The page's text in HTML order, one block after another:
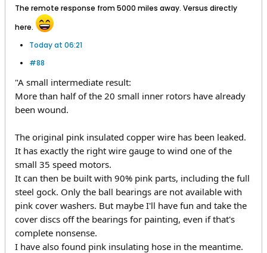
The remote response from 5000 miles away. Versus directly
here.
Today at 06:21
#88
"A small intermediate result:
More than half of the 20 small inner rotors have already
been wound.
The original pink insulated copper wire has been leaked.
It has exactly the right wire gauge to wind one of the
small 35 speed motors.
It can then be built with 90% pink parts, including the full
steel gock. Only the ball bearings are not available with
pink cover washers. But maybe I'll have fun and take the
cover discs off the bearings for painting, even if that's
complete nonsense.
I have also found pink insulating hose in the meantime.